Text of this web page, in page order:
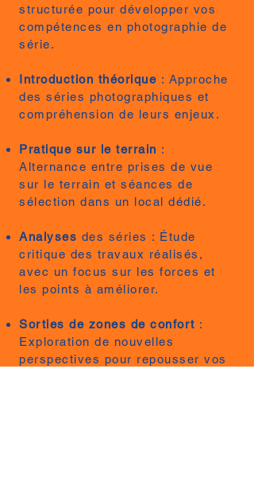
structurée pour développer vos
compétences en photographie de
série.
Introduction théorique : Approche
des séries photographiques et
compréhension de leurs enjeux.
Pratique sur le terrain :
Alternance entre prises de vue
sur le terrain et séances de
sélection dans un local dédié.
Analyses des séries : Étude
critique des travaux réalisés,
avec un focus sur les forces et
les points à améliorer.
Sorties de zones de confort :
Exploration de nouvelles
perspectives pour repousser vos